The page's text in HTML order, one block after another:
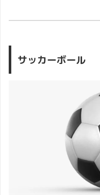
サッカーボール